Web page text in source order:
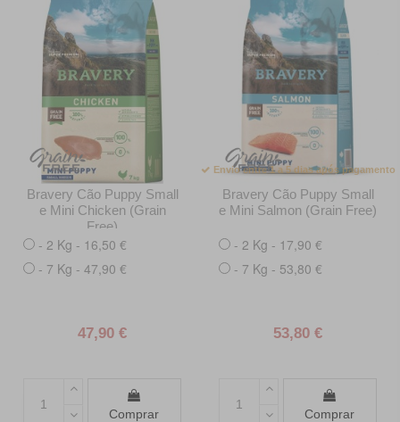
Bravery Cão Puppy Small
e Mini Chicken (Grain
Free)
- 2 Kg - 16,50 €
- 7 Kg - 47,90 €
47,90 €
Comprar
Envio entre 1 a 5 dias após pagamento
Bravery Cão Puppy Small
e Mini Salmon (Grain Free)
- 2 Kg - 17,90 €
- 7 Kg - 53,80 €
53,80 €
Comprar